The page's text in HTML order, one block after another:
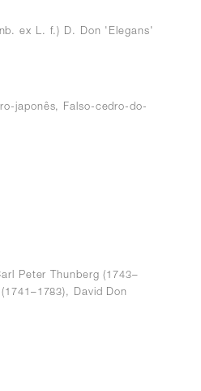
ex L. f.) D. Don 'Elegans'
japonês, Falso-cedro-do-
Peter Thunberg (1743–
David Don